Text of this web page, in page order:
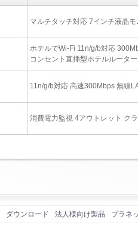
マルチタッチ対応 7インチ液晶モ
ホテルでWi-Fi 11n/g/b対応
コンセント直挿型ホテルルータ
11n/g/b対応 高速300Mbps 無線
消費電力監視 4アウトレット ク
ダウンロード 法人様向け製品 プラネ